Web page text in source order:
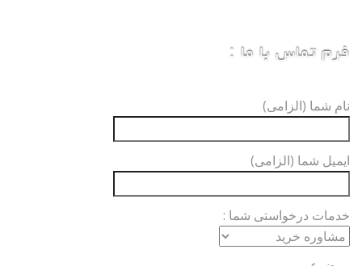
فرم تماس با ما :
نام شما (الزامی)
ایمیل شما (الزامی)
خدمات درخواستی شما :